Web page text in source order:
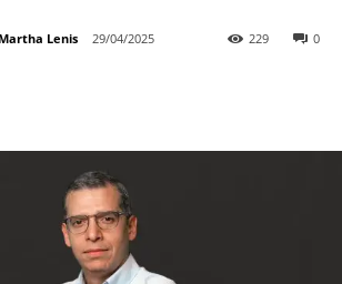
Martha Lenis 29/04/2025 0
229